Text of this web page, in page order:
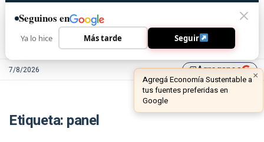
7/8/2026 library_addAgreganos ×
Agregá Economía Sustentable a
tus fuentes preferidas en
Google
Etiqueta: panel
Seguinos en
Ya lo hice Más tarde Seguir